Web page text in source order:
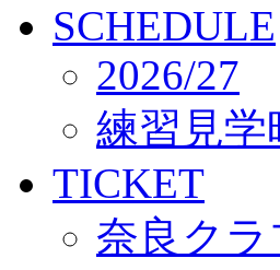
SCHEDULE
2026/27
練習見
TICKET
奈良クラ